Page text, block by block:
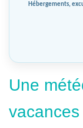
Hébergements,
Une
vacances